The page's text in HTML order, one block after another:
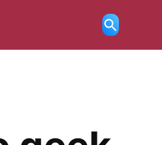
Ricerca
aperta